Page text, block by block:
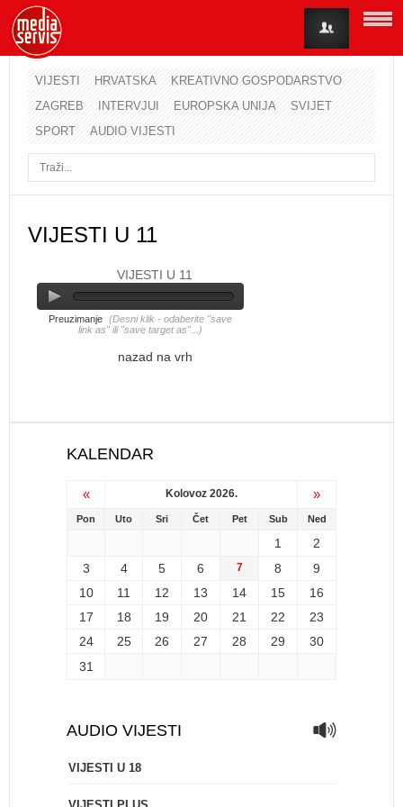
VIJESTI HRVATSKA
KREATIVNO GOSPODARSTVO
ZAGREB
INTERVJUI EUROPSKA UNIJA
SVIJET
SPORT
AUDIO VIJESTI
VIJESTI U 11
VIJESTI U 11
Preuzimanje (Desni klik - odaberite "save
link as" ili "save target as"...)
nazad na vrh
KALENDAR
« Kolovoz 2026. »
Pon Uto Sri Čet Pet Sub Ned
1
2
3
4 5 6 7 8
9
10
11 12 13 14 15
16
17
18 19 20 21 22
23
24
25 26 27 28 29
30
31
AUDIO VIJESTI
VIJESTI U 18
Korisničko ime
Lozinka
Zaboravili ste lozinku?